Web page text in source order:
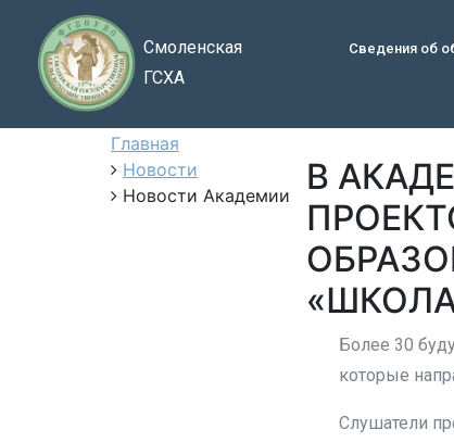
Смоленская
ГСХА
Сведения об
Главная
Новости
Новости Академии
В
Более 30
которые
Слушатели